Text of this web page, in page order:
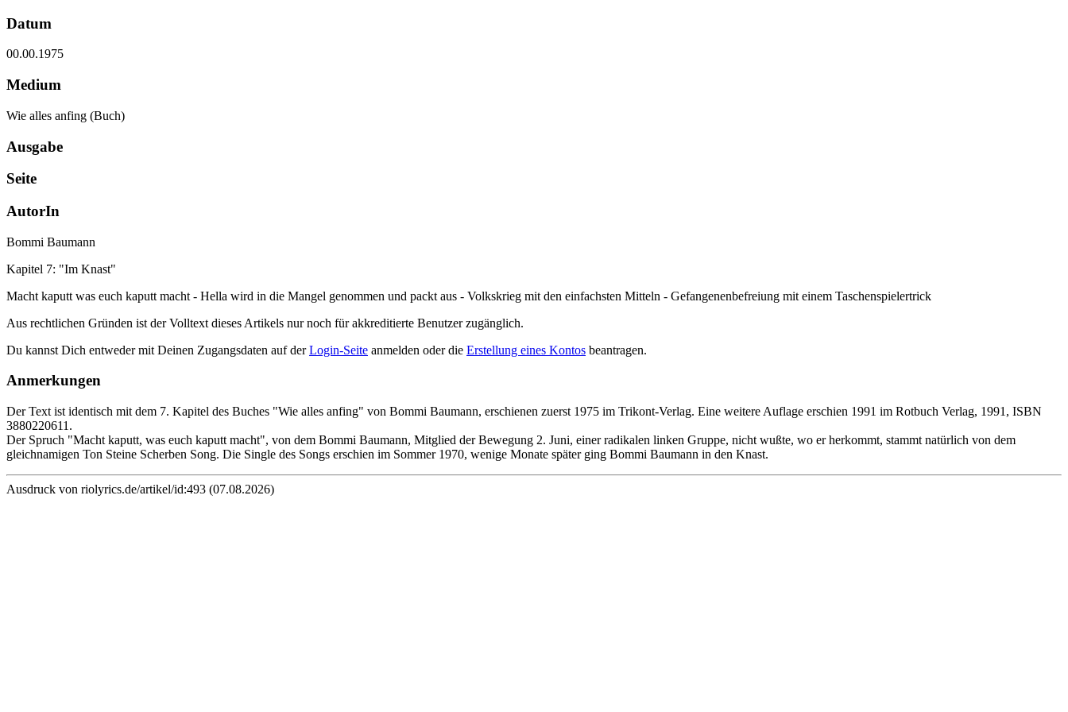
Datum
00.00.1975
Medium
Wie alles anfing (Buch)
Ausgabe
Seite
AutorIn
Bommi Baumann
Kapitel 7: "Im Knast"
Macht kaputt was euch kaputt macht - Hella wird in die Mangel genommen und packt aus - Volkskrieg mit den einfachsten Mitteln - Gefangenenbefreiung mit einem Taschenspielertrick
Aus rechtlichen Gründen ist der Volltext dieses Artikels nur noch für akkreditierte Benutzer zugänglich.
Du kannst Dich entweder mit Deinen Zugangsdaten auf derLogin-Seite anmelden oder die Erstellung eines Kontos beantragen.
Anmerkungen
Der Text ist identisch mit dem 7. Kapitel des Buches "Wie alles anfing" von Bommi Baumann, erschienen zuerst 1975 im Trikont-Verlag. Eine weitere Auflage erschien 1991 im Rotbuch Verlag, 1991, ISBN
3880220611.
Der Spruch "Macht kaputt, was euch kaputt macht", von dem Bommi Baumann, Mitglied der Bewegung 2. Juni, einer radikalen linken Gruppe, nicht wußte, wo er herkommt, stammt natürlich von dem
gleichnamigen Ton Steine Scherben Song. Die Single des Songs erschien im Sommer 1970, wenige Monate später ging Bommi Baumann in den Knast.
Ausdruck von riolyrics.de/artikel/id:493 (07.08.2026)